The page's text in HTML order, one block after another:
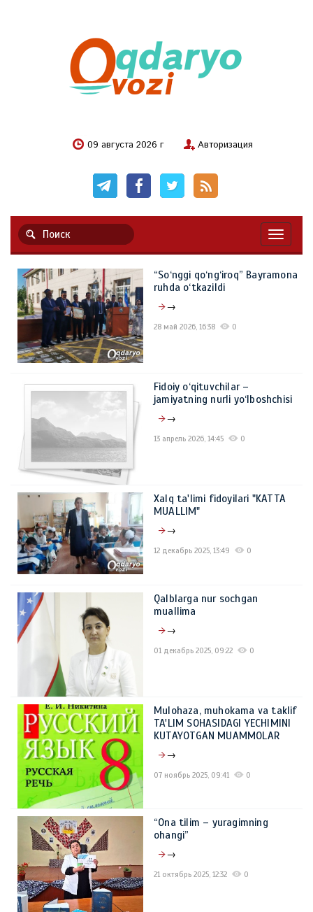
09 августа 2026 г Авторизация
“So‘nggi qo‘ng‘iroq” Bayramona
ruhda o‘tkazildi
→
28 май 2026, 16:38 0
Fidoiy o‘qituvchilar –
jamiyatning nurli yo‘lboshchisi
→
13 апрель 2026, 14:45 0
Xalq ta'limi fidoyilari "KATTA
MUALLIM"
→
12 декабрь 2025, 13:49 0
Qalblarga nur sochgan
muallima
→
01 декабрь 2025, 09:22 0
Mulohaza, muhokama va taklif
TA'LIM SOHASIDAGI YECHIMINI
KUTAYOTGAN MUAMMOLAR
→
07 ноябрь 2025, 09:41 0
“Ona tilim – yuragimning
ohangi”
→
21 октябрь 2025, 12:32 0